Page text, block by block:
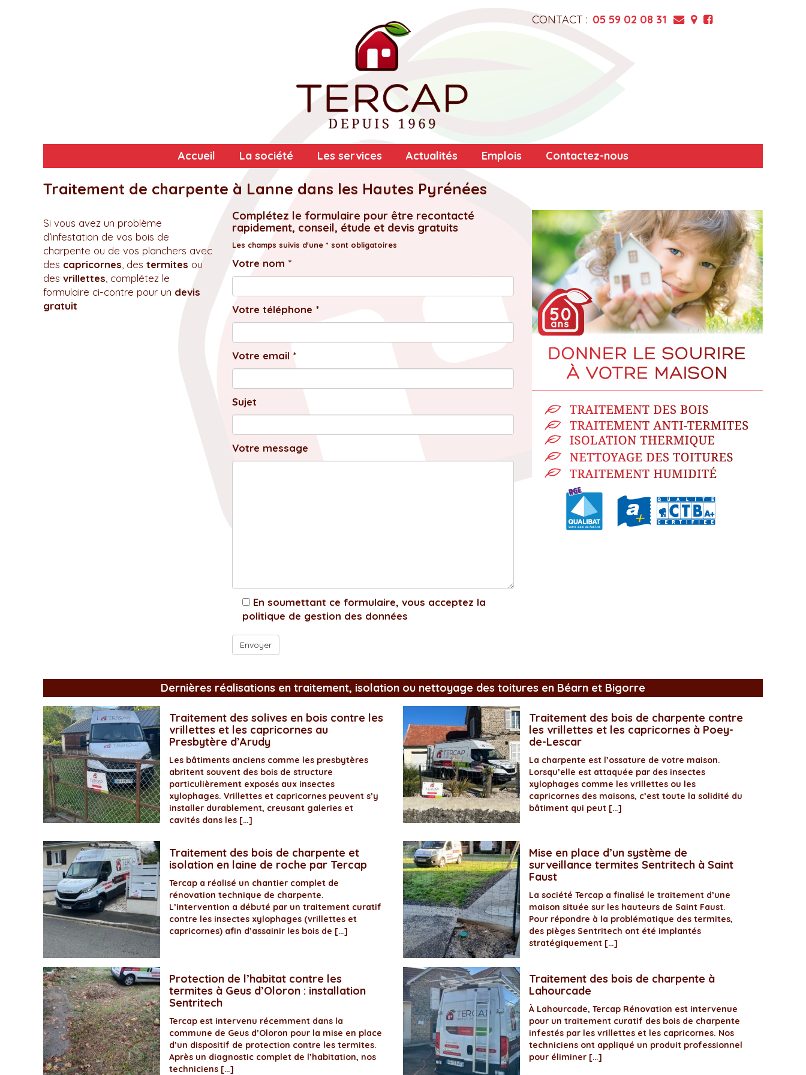
CONTACT : 05 59 02 08 31
Accueil La société Les services Actualités Emplois Contactez-nous
Traitement de charpente à Lanne dans les Hautes Pyrénées
Si vous avez un problème
d’infestation de vos bois de
charpente ou de vos planchers avec
des capricornes , des termites ou
des vrillettes , complétez le
formulaire ci-contre pour un devis
gratuit
Complétez le formulaire pour être recontacté
rapidement, conseil, étude et devis gratuits
Les champs suivis d'une * sont obligatoires
Votre nom *
Votre téléphone *
Votre email *
Sujet
Votre message
En soumettant ce formulaire, vous acceptez la
politique de gestion des données
Dernières réalisations en traitement, isolation ou nettoyage des toitures en Béarn et Bigorre
Traitement des solives en bois contre les
vrillettes et les capricornes au
Presbytère d’Arudy
Les bâtiments anciens comme les presbytères
abritent souvent des bois de structure
particulièrement exposés aux insectes
xylophages. Vrillettes et capricornes peuvent s’y
installer durablement, creusant galeries et
cavités dans les […]
Traitement des bois de charpente contre
les vrillettes et les capricornes à Poey-
de-Lescar
La charpente est l’ossature de votre maison.
Lorsqu’elle est attaquée par des insectes
xylophages comme les vrillettes ou les
capricornes des maisons, c’est toute la solidité du
bâtiment qui peut […]
Traitement des bois de charpente et
isolation en laine de roche par Tercap
Tercap a réalisé un chantier complet de
rénovation technique de charpente.
L’intervention a débuté par un traitement curatif
contre les insectes xylophages (vrillettes et
capricornes) afin d’assainir les bois de […]
Mise en place d’un système de
surveillance termites Sentritech à Saint
Faust
La société Tercap a finalisé le traitement d’une
maison située sur les hauteurs de Saint Faust.
Pour répondre à la problématique des termites,
des pièges Sentritech ont été implantés
stratégiquement […]
Protection de l’habitat contre les
termites à Geus d’Oloron : installation
Sentritech
Tercap est intervenu récemment dans la
commune de Geus d’Oloron pour la mise en place
d’un dispositif de protection contre les termites.
Après un diagnostic complet de l’habitation, nos
techniciens […]
Traitement des bois de charpente à
Lahourcade
À Lahourcade, Tercap Rénovation est intervenue
pour un traitement curatif des bois de charpente
infestés par les vrillettes et les capricornes. Nos
techniciens ont appliqué un produit professionnel
pour éliminer […]